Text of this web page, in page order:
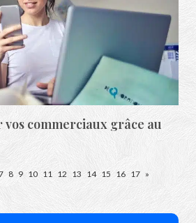
commerciaux grâce au
8 9 10 11 12 13 14 15 16 17 »